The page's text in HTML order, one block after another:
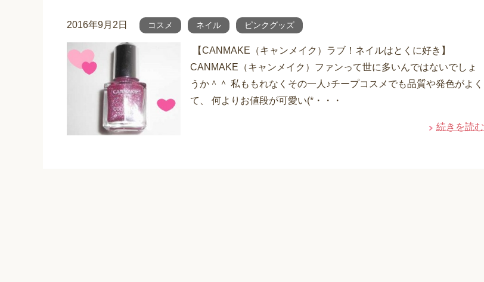
2016年9月2日 コスメ ネイル ピンクグッズ
【CANMAKE（キャンメイク）ラブ！ネイルはとくに好き】
CANMAKE（キャンメイク）ファンって世に多いんではないでしょ
うか＾＾ 私ももれなくその一人♪チープコスメでも品質や発色がよく
て、 何よりお値段が可愛い(*・・・
続きを読む